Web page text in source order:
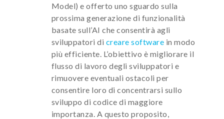
Model) e offerto uno sguardo sulla
prossima generazione di funzionalità
basate sull’AI che consentirà agli
sviluppatori di creare software in modo
più efficiente. L’obiettivo è migliorare il
flusso di lavoro degli sviluppatori e
rimuovere eventuali ostacoli per
consentire loro di concentrarsi sullo
sviluppo di codice di maggiore
importanza. A questo proposito,